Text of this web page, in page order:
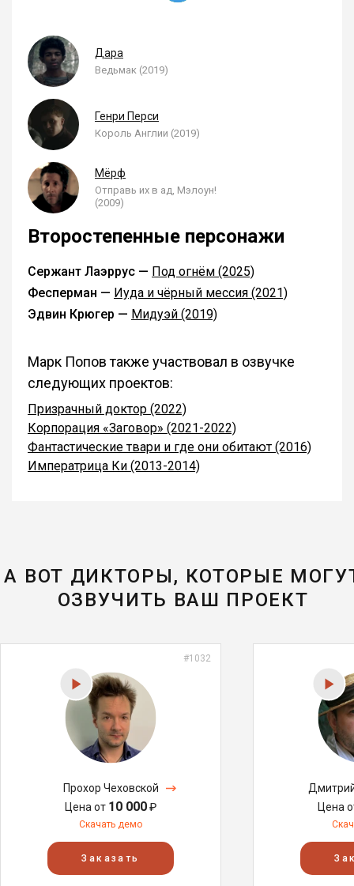
Дара
Ведьмак (2019)
Генри Перси
Король Англии (2019)
Мёрф
Отправь их в ад, Мэлоун!
(2009)
Второстепенные персонажи
Сержант Лаэррус — Под огнём (2025)
Фесперман — Иуда и чёрный мессия (2021)
Эдвин Крюгер — Мидуэй (2019)
Марк Попов также участвовал в озвучке
следующих проектов:
Призрачный доктор (2022)
Корпорация «Заговор» (2021-2022)
Фантастические твари и где они обитают (2016)
Императрица Ки (2013-2014)
А ВОТ ДИКТОРЫ, КОТОРЫЕ
ОЗВУЧИТЬ ВАШ ПРОЕКТ
#1032
Прохор Чеховской
Цена от 10 000₽
Скачать демо
Заказать
Цена